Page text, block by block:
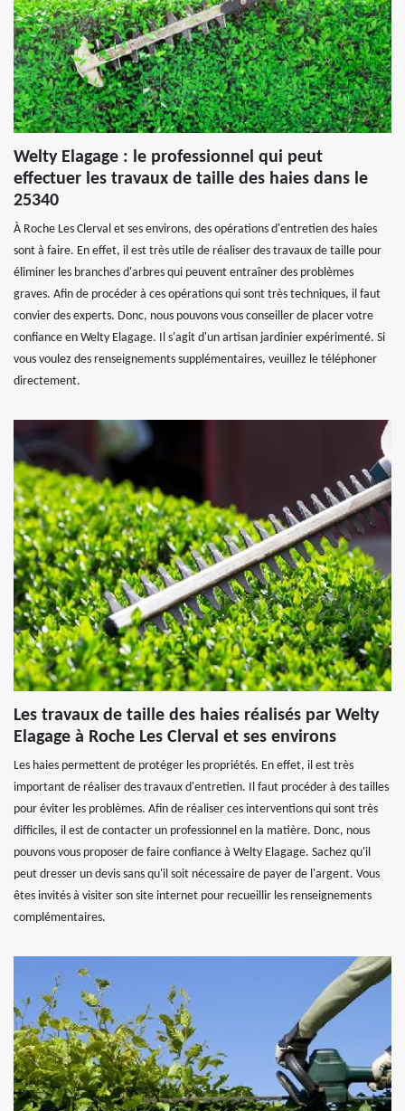
Welty Elagage : le professionnel qui peut
effectuer les travaux de taille des haies dans le
25340
À Roche Les Clerval et ses environs, des opérations d'entretien des haies
sont à faire. En effet, il est très utile de réaliser des travaux de taille pour
éliminer les branches d'arbres qui peuvent entraîner des problèmes
graves. Afin de procéder à ces opérations qui sont très techniques, il faut
convier des experts. Donc, nous pouvons vous conseiller de placer votre
confiance en Welty Elagage. Il s'agit d'un artisan jardinier expérimenté. Si
vous voulez des renseignements supplémentaires, veuillez le téléphoner
directement.
Les travaux de taille des haies réalisés par Welty
Elagage à Roche Les Clerval et ses environs
Les haies permettent de protéger les propriétés. En effet, il est très
important de réaliser des travaux d'entretien. Il faut procéder à des tailles
pour éviter les problèmes. Afin de réaliser ces interventions qui sont très
difficiles, il est de contacter un professionnel en la matière. Donc, nous
pouvons vous proposer de faire confiance à Welty Elagage. Sachez qu'il
peut dresser un devis sans qu'il soit nécessaire de payer de l'argent. Vous
êtes invités à visiter son site internet pour recueillir les renseignements
complémentaires.